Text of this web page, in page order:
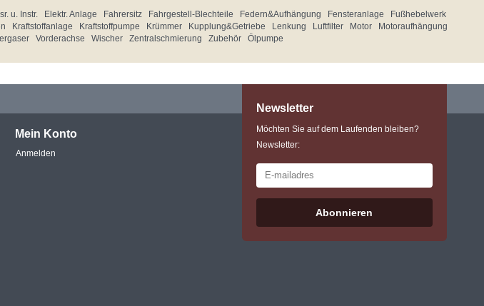
u. Instr. Elektr. Anlage Fahrersitz Fahrgestell-Blechteile Federn&Aufhängung Fensteranlage
Fußhebelwerk
Kraftstoffanlage Kraftstoffpumpe Krümmer Kupplung&Getriebe Lenkung Luftfilter Motor
Motoraufhängung
Vorderachse Wischer Zentralschmierung Zubehör Ölpumpe
Mein Konto
Anmelden
Newsletter
Möchten Sie auf dem Laufenden bleiben?
Newsletter:
Abonnieren